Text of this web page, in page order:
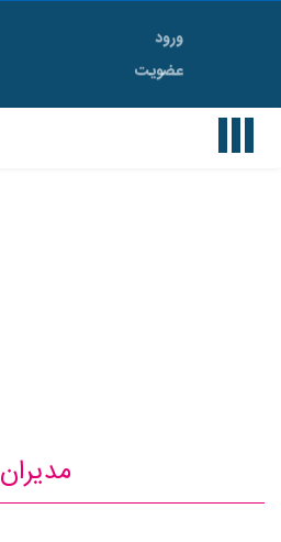
Toggle
navigation
ورود
عضویت
مدیران